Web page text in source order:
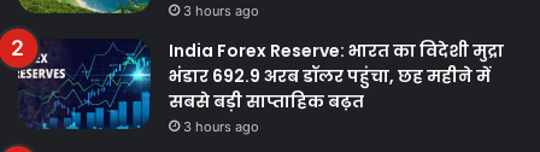
3 hours ago
India Forex Reserve: भारत का विदेशी मुद्रा
भंडार 692.9 अरब डॉलर पहुंचा, छह महीने में
सबसे बड़ी साप्ताहिक बढ़त
3 hours ago